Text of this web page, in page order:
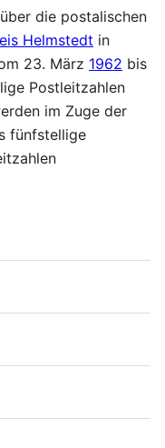
die postalischen
Helmstedt in
23. März 1962 bis
Postleitzahlen
im Zuge der
fünfstellige